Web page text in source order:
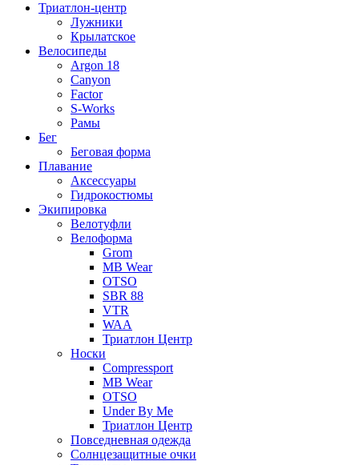
Триатлон-центр
Лужники
Крылатское
Велосипеды
Argon 18
Canyon
Factor
S-Works
Рамы
Бег
Беговая форма
Плавание
Аксессуары
Гидрокостюмы
Экипировка
Велотуфли
Велоформа
Grom
MB Wear
OTSO
SBR 88
VTR
WAA
Триатлон Центр
Носки
Compressport
MB Wear
OTSO
Under By Me
Триатлон Центр
Повседневная одежда
Солнцезащитные очки